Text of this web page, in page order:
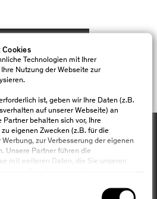
Cookies
Technologien mit Ihrer
Nutzung der Webseite zur
ist, geben wir Ihre Daten (z.B.
auf unserer Webseite) an
behalten sich vor, Ihre
eigenen Zwecken (z.B. für die
zur Verbesserung der eigenen
Unsere Partner führen die
mit weiteren Daten, die Sie unseren
werden. Wir weisen darauf hin, dass